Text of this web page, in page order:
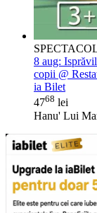
8 aug:
copii @
ia Bilet
4768 lei
Hanu' Lui